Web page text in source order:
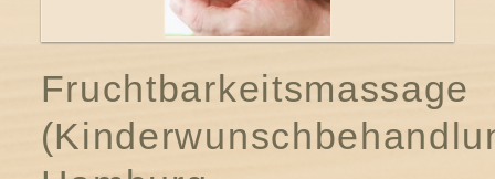
behandlung für erwachsene
baby-cranio
heilmassagen
Fruchtbarkeitsmassage